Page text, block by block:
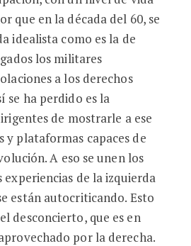
que en la década del 60, se
idealista como es la de
los militares
a los derechos
se ha perdido es la
de mostrarle a ese
y plataformas capaces de
A eso se unen los
experiencias de la izquierda
están autocriticando. Esto
desconcierto, que es en
por la derecha.